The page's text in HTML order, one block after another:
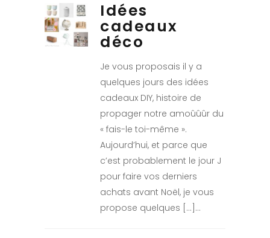
Idées
cadeaux
déco
Je vous proposais il y a
quelques jours des idées
cadeaux DIY, histoire de
propager notre amoûûûr du
« fais-le toi-même ».
Aujourd’hui, et parce que
c’est probablement le jour J
pour faire vos derniers
achats avant Noël, je vous
propose quelques […]